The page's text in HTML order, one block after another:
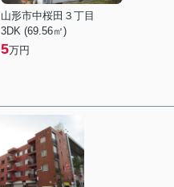
山形市中桜田３丁目
3DK (69.56㎡)
5万円